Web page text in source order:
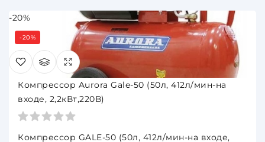
-20%
-20%
Компрессор Aurora Gale-50 (50л, 412л/мин-на
входе, 2,2кВт,220В)
Компрессор GALE-50 (50л, 412л/мин-на входе,